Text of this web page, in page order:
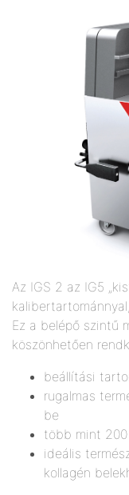
Az IGS 2 az IG5
Ez a belépő szintű
köszönhetően
beállítási
rugalmas
be
több mint
ideális
kollagén